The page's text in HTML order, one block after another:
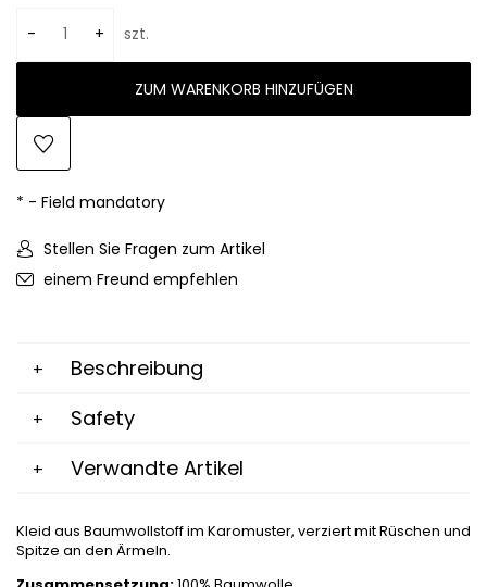
- + szt.
ZUM WARENKORB HINZUFÜGEN
* - Field mandatory
Stellen Sie Fragen zum Artikel
einem Freund empfehlen
Beschreibung
Safety
Verwandte Artikel
Kleid aus Baumwollstoff im Karomuster, verziert mit Rüschen und
Spitze an den Ärmeln.